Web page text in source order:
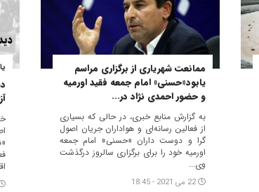
ممانعت شهریاری از برگزاری مراسم
یابود«حسنی» امام جمعه فقید اورمیه
و حضور احمدی نژاد در...
به گزارش منابع خبری، در حالی که بسیاری
از فعالین رسانه‌ای و هواداران جریان اصول
گرا و دوست داران «حسنی» امام جمعه
اورمیه خود را برای برگزاری سالروز درگذشت
وی...
22 می 2021 - 18:45